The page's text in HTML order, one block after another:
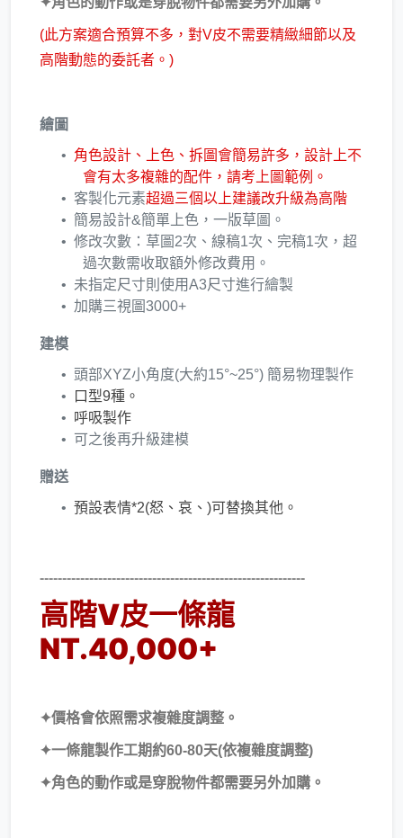
​(此方案適合預算不多，對V皮不需要精緻細節以及
高階動態的委託者。)
繪圖
角色設計、上色、拆圖會簡易許多，設計上不
會有太多複雜的配件，請考上圖範例。
客製化元素超過三個以上建議改升級為高階
簡易設計&簡單上色，一版草圖。
修改次數：草圖2次、線稿1次、完稿1次，超
過次數需​收取額外修改費用。
未指定尺寸則使用A3尺寸進行繪製
加購三視圖3000+
建模
頭部XYZ小角度(大約15°~25°) 簡易物理製作​
口型9種。
​呼吸製作
可之後再升級建模
贈送
預設表情*2(怒、哀、)可替換其他。
-----------------------------------------------------------
高階V皮一條龍
NT.40,000+
✦​價格會依照需求複雜度調整。
​✦一條龍製作工期約60-80天(依複雜度調整)
✦角色的動作或是穿脫物件都需要另外加購。